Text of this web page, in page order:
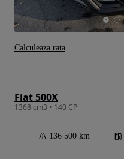
Fiat 500X
1368 cm3 • 140 CP
136 500 km
Calculeaza rata